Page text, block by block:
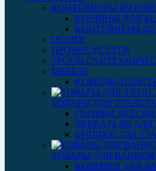
КОНТЕЙНЕРЫ
КОРЗИНЫ ДЛЯ
КОНТЕЙНЕРЫ
ПОЛИВ
ПРОЧИЕ УСЛУГИ
ТРОСЫ
МЕБЕЛЬ
КОМОДЫ-
ТОВАРЫ ДЛЯ ТУАЛЕТА
ГОРШКИ
ДЕРЖАТЕЛИ
ЕРШИКИ ДЛЯ
ТОВАРЫ ДЛЯ ВАННОЙ
КОВРИКИ ДЛЯ